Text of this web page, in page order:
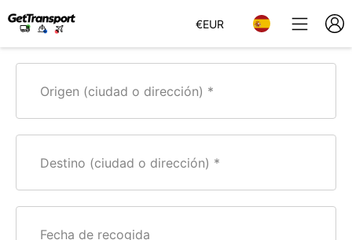
€EUR
Origen (ciudad o dirección)
Destino (ciudad o dirección)
Fecha de recogida